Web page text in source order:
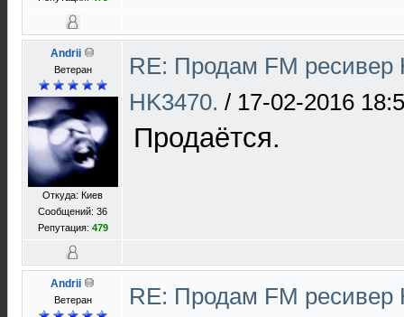
Andrii
Ветеран
Откуда: Киев
Сообщений: 36
Репутация: 479
RE: Продам FM ресивер
HK3470. / 17-02-2016
Продаётся.
Andrii
Ветеран
RE: Продам FM ресивер